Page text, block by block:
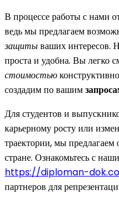
В процессе работы с нами
ведь мы предлагаем
защитываших интересов.
проста и удобна. Вы легко
стоимостью
создадим по вашим
Для студентов и
карьерному росту или
траектории, мы
стране. Ознакомьтесь с
https://diploman-
партнеров для